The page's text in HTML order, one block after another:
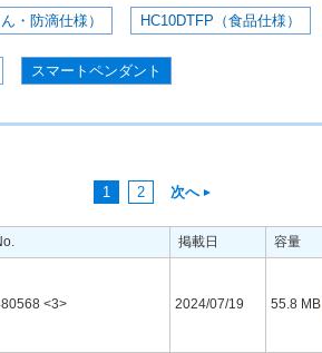
・防滴仕様） HC10DTFP（食品仕様）
スマートペンダント
1 2 次へ
掲載日 容量
<3> 2024/07/19 55.8 MB